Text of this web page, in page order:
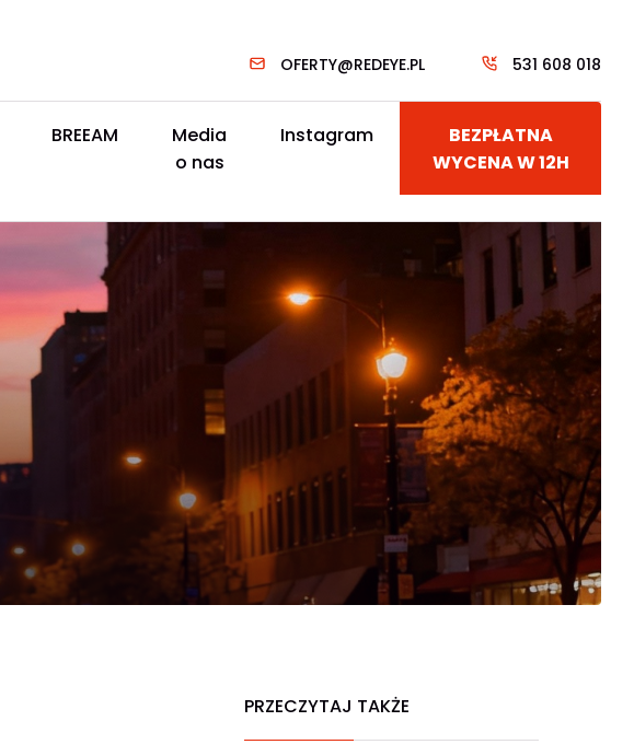
531 608 018
OFERTY@REDEYE.PL
BREEAM
Media
o nas
Instagram
BEZPŁATNA
WYCENA W 12H
PRZECZYTAJ TAKŻE